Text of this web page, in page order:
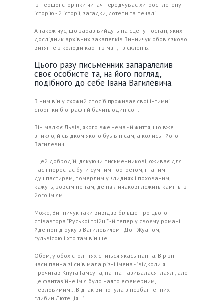
Із першої сторінки читач передчуває хитросплетену
історію - й історії, загадки, дотепи та печалі.
А також чує, що зараз вийдуть на сцену постаті, яких
дослідник архівних закапелків Винничук обов'язково
витягне з колоди карт і з мап, і з склепів.
Цього разу письменник запаралелив
своє особисте та, на його погляд,
подібного до себе Івана Вагилевича.
З ним він у схожий спосіб проживає свої інтимні
сторінки біографії й бачить один сон.
Він малює Львів, якого вже нема - й життя, що вже
зникло, й свідком якого був він сам, а колись - його
Вагилевич.
І цей добродій, дякуючи письменникові, оживає для
нас і перестає бути сумним портретом, гнаним
душпастирем, померлим у злиднях і похованим,
кажуть, зовсім не там, де на Личакові лежить камінь із
його ім'ям.
Може, Винничук таки вивідав більше про цього
співавтора "Руської трійці" - й тепер у своєму романі
йде попід руку з Вагилевичем - Дон Жуаном,
гульвісою і хто там він ще.
Обом, у обох століттях сниться якась панна. В різні
часи панна зі снів мала різні імена - "відколи я
прочитав Кнута Гамсуна, панна називалася Ілаялі, але
це фантазійне ім'я було надто ефемерним,
невловимим… Відтак випірнула з незбагненних
глибин Лютеція…"